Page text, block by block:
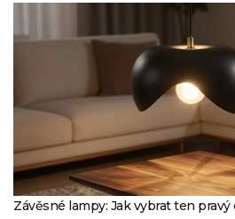
Závěsné lampy: Jak vybrat ten